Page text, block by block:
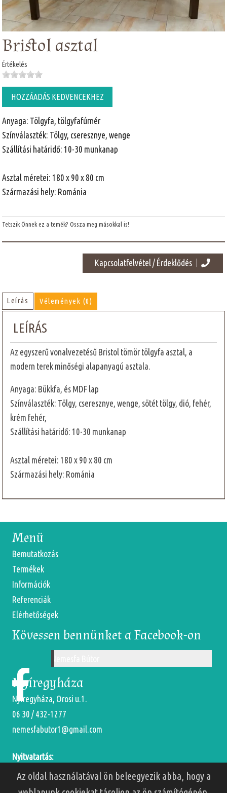
Az oldal használatával ön beleegyezik abba, hogy a
Bristol asztal
Értékelés
HOZZÁADÁS KEDVENCEKHEZ
Anyaga: Tölgyfa, tölgyfafúrnér
Színválaszték: Tölgy, cseresznye, wenge
Szállítási határidő: 10-30 munkanap
Asztal méretei: 180 x 90 x 80 cm
Származási hely: Románia
Tetszik Önnek ez a temék? Ossza meg másokkal is!
Kapcsolatfelvétel / Érdeklődés
Leírás Vélemények (0)
LEÍRÁS
Az egyszerű vonalvezetésű Bristol tömör tölgyfa asztal, a
modern terek minőségi alapanyagú asztala.
Anyaga: Bükkfa, és MDF lap
Színválaszték: Tölgy, cseresznye, wenge, sötét tölgy, dió, fehér,
krém fehér,
Szállítási határidő: 10-30 munkanap
Asztal méretei: 180 x 90 x 80 cm
Származási hely: Románia
Menü
Bemutatkozás
Termékek
Információk
Referenciák
Elérhetőségek
Kövessen bennünket a Facebook-on
Nyíregyháza
Nyíregyháza, Orosi u.1.
06 30 / 432-1277
nemesfabutor1@gmail.com
Nyitvatartás:
Hétfőtől-Péntekig: 9-18 óráig
Szombaton: 9-13 óráig